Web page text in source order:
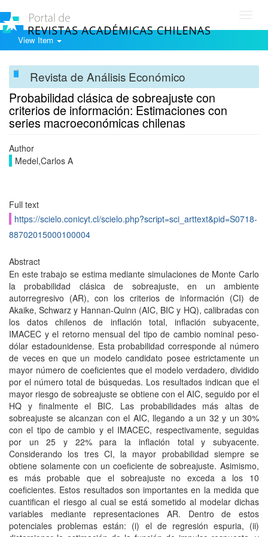
View Item
Revista de Análisis Económico
Probabilidad clásica de sobreajuste con
criterios de información: Estimaciones con
series macroeconómicas chilenas
Author
Medel,Carlos A
Full text
https://scielo.conicyt.cl/scielo.php?script=sci_arttext&pid=S0718-
88702015000100004
Abstract
En este trabajo se estima mediante simulaciones de Monte Carlo
la probabilidad clásica de sobreajuste, en un ambiente
autorregresivo (AR), con los criterios de información (CI) de
Akaike, Schwarz y Hannan-Quinn (AIC, BIC y HQ), calibradas con
los datos chilenos de inflación total, inflación subyacente,
IMACEC y el retorno mensual del tipo de cambio nominal peso-
dólar estadounidense. Esta probabilidad corresponde al número
de veces en que un modelo candidato posee estrictamente un
mayor número de coeficientes que el modelo verdadero, dividido
por el número total de búsquedas. Los resultados indican que el
mayor riesgo de sobreajuste se obtiene con el AIC, seguido por el
HQ y finalmente el BIC. Las probabilidades más altas de
sobreajuste se alcanzan con el AIC, llegando a un 32 y un 30%
con el tipo de cambio y el IMACEC, respectivamente, seguidas
por un 25 y 22% para la inflación total y subyacente.
Considerando los tres CI, la mayor probabilidad siempre se
obtiene solamente con un coeficiente de sobreajuste. Asimismo,
es más probable que el sobreajuste no exceda a los 10
coeficientes. Estos resultados son importantes en la medida que
cuantifican el riesgo al cual se está sometido al modelar dichas
variables mediante representaciones AR. Dentro de estos
potenciales problemas están: (i) el de regresión espuria, (ii)